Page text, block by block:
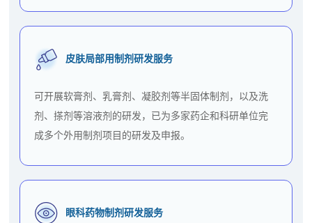
皮肤局部用制剂研发服务
可开展软膏剂、乳膏剂、凝胶剂等半固体制剂，以及洗
剂、搽剂等溶液剂的研发，已为多家药企和科研单位完
成多个外用制剂项目的研发及申报。
眼科药物制剂研发服务